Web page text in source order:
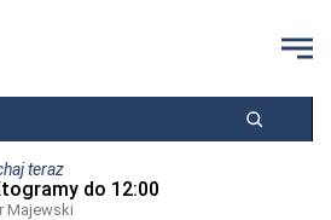
teraz
do 12:00
Majewski